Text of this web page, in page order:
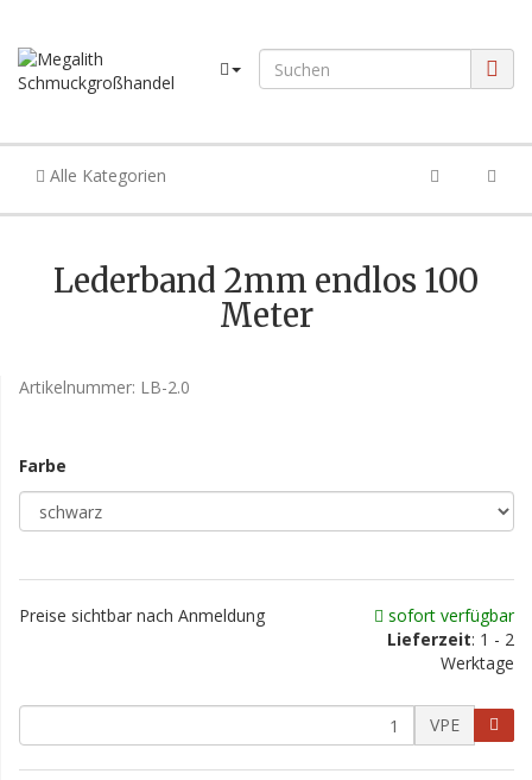
Alle Kategorien
Lederband 2mm endlos 100
Meter
Artikelnummer: LB-2.0
Farbe
Preise sichtbar nach Anmeldung
sofort verfügbar
Lieferzeit: 1 - 2
Werktage
VPE